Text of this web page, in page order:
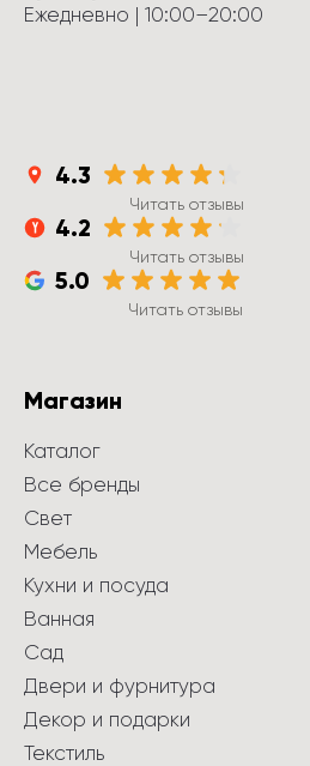
Ежедневно | 10:00–20:00
4.3
Читать отзывы
4.2
Читать отзывы
5.0
Читать отзывы
Магазин
Каталог
Все бренды
Свет
Мебель
Кухни и посуда
Ванная
Сад
Двери и фурнитура
Декор и подарки
Текстиль